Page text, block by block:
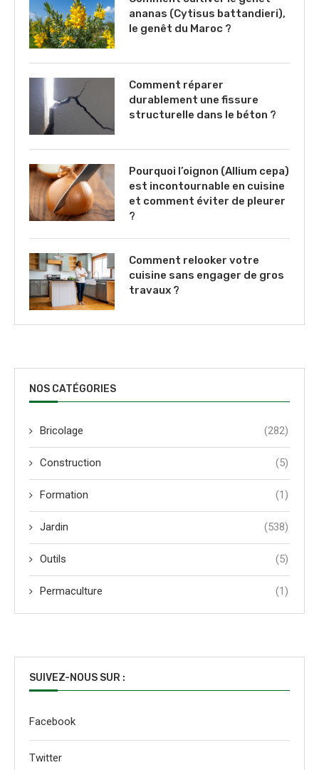
ananas (Cytisus battandieri),
le genêt du Maroc ?
Comment réparer
durablement une fissure
structurelle dans le béton ?
Pourquoi l’oignon (Allium cepa)
est incontournable en cuisine
et comment éviter de pleurer
?
Comment relooker votre
cuisine sans engager de gros
travaux ?
NOS CATÉGORIES
Bricolage (282)
Construction (5)
Formation (1)
Jardin (538)
Outils (5)
Permaculture (1)
SUIVEZ-NOUS SUR :
Facebook
Twitter